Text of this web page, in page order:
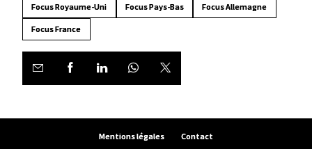
Focus Royaume-Uni Focus Pays-Bas Focus Allemagne
Focus France
Mentions légales Contact